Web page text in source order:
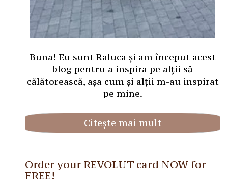
Buna! Eu sunt Raluca și am început acest
blog pentru a inspira pe alții să
călătorească, așa cum și alții m-au inspirat
pe mine.
Citește mai mult
Order your REVOLUT card NOW for
FREE!